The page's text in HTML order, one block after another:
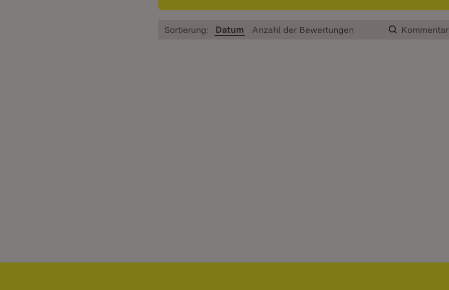
Sortierung: Datum Anzahl der Bewertungen